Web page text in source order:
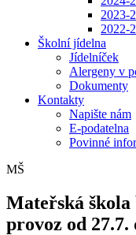
2023-
2022-
Školní jídelna
Jídelníček
Alergeny v
Dokumenty
Kontakty
Napište nám
E-podatelna
Povinné
MŠ
Mateřská
provoz od 27.7.